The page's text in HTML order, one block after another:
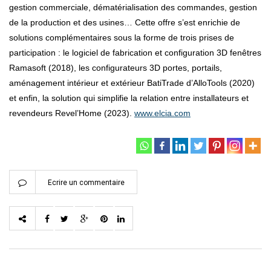
gestion commerciale, dématérialisation des commandes, gestion
de la production et des usines… Cette offre s’est enrichie de
solutions complémentaires sous la forme de trois prises de
participation : le logiciel de fabrication et configuration 3D fenêtres
Ramasoft (2018), les configurateurs 3D portes, portails,
aménagement intérieur et extérieur BatiTrade d’AlloTools (2020)
et enfin, la solution qui simplifie la relation entre installateurs et
revendeurs Revel’Home (2023). www.elcia.com
Ecrire un commentaire